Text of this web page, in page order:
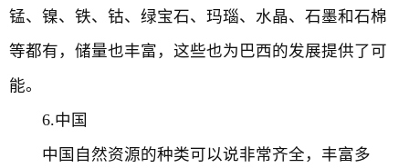
锰、镍、铁、钴、绿宝石、玛瑙、水晶、石墨和石棉
等都有，储量也丰富，这些也为巴西的发展提供了可
能。
6.中国
中国自然资源的种类可以说非常齐全，丰富多